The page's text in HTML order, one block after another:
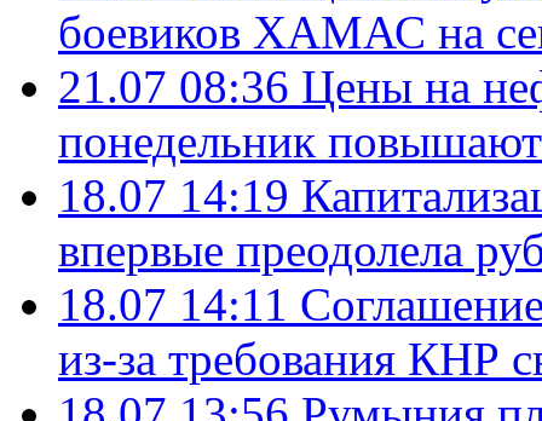
боевиков ХАМАС на
21.07 08:36 Цены на
понедельник
18.07 14:19
впервые преодолела
18.07 14:11
из-за требования КНР